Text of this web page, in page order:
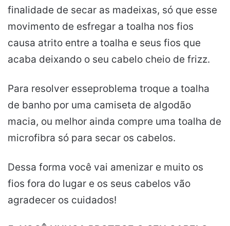
finalidade de secar as madeixas, só que esse
movimento de esfregar a toalha nos fios
causa atrito entre a toalha e seus fios que
acaba deixando o seu cabelo cheio de frizz.
Para resolver esseproblema troque a toalha
de banho por uma camiseta de algodão
macia, ou melhor ainda compre uma toalha de
microfibra só para secar os cabelos.
Dessa forma você vai amenizar e muito os
fios fora do lugar e os seus cabelos vão
agradecer os cuidados!